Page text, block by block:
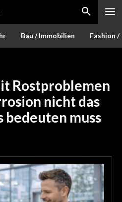
Bau / Immobilien Fashion /
Rostproblemen
nicht das
bedeuten muss